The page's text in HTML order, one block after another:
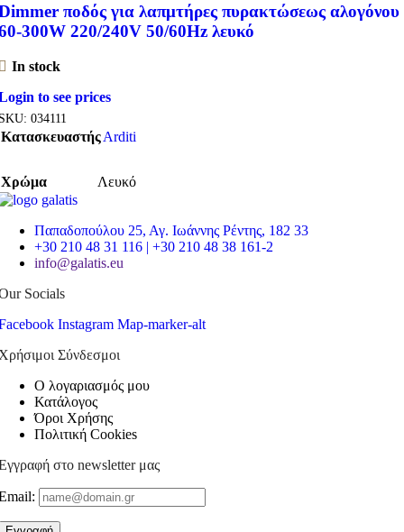
ποδός για λαπμτήρες πυρακτώσεως αλογόνου
300W 220/240V 50/60Hz λευκό
In stock
to see prices
034111
ΚατασκευαστήςArditi
Χρώμα Λευκό
Παπαδοπούλου 25, Αγ. Ιωάννης Ρέντης, 182 33
+30 210 48 31 116 | +30 210 48 38 161-2
info@galatis.eu
Socials
Instagram Map-marker-alt
Σύνδεσμοι
Ο λογαριασμός μου
Κατάλογος
Όροι Χρήσης
Πολιτική Cookies
στο newsletter μας